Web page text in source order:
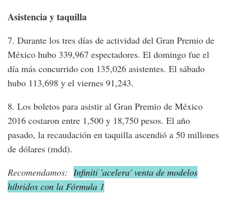
Asistencia y taquilla
7. Durante los tres días de actividad del Gran Premio de
México hubo 339,967 espectadores. El domingo fue el
día más concurrido con 135,026 asistentes. El sábado
hubo 113,698 y el viernes 91,243.
8. Los boletos para asistir al Gran Premio de México
2016 costaron entre 1,500 y 18,750 pesos. El año
pasado, la recaudación en taquilla ascendió a 50 millones
de dólares (mdd).
Recomendamos: Infiniti 'acelera' venta de modelos
híbridos con la Fórmula 1